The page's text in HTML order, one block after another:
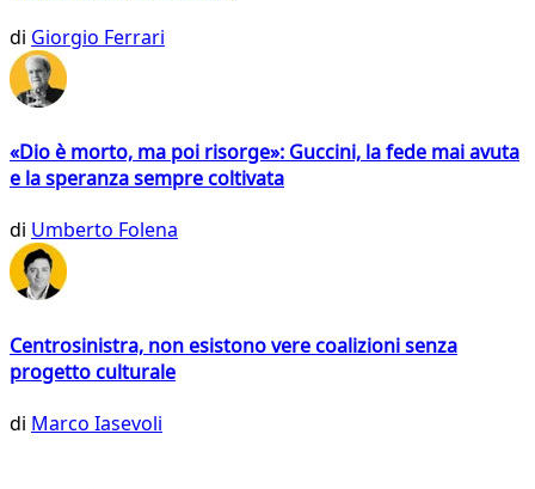
di Giorgio Ferrari
«Dio è morto, ma poi risorge»: Guccini, la fede mai avuta
e la speranza sempre coltivata
di Umberto Folena
Centrosinistra, non esistono vere coalizioni senza
progetto culturale
di Marco Iasevoli